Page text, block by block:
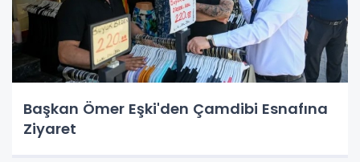
Başkan Ömer Eşki'den Çamdibi Esnafına
Ziyaret